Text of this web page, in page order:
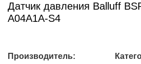
Датчик давления Balluff
A04A1A-S4
Производитель: